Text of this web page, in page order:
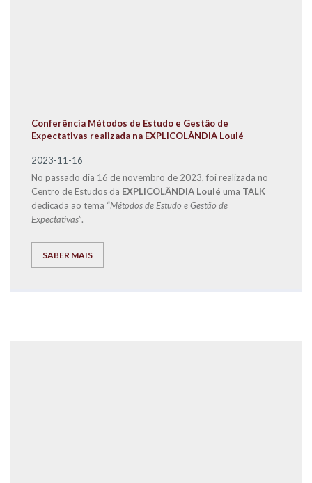
Conferência Métodos de Estudo e Gestão de
Expectativas realizada na EXPLICOLÂNDIA Loulé
2023-11-16
No passado dia 16 de novembro de 2023, foi realizada no
Centro de Estudos da EXPLICOLÂNDIA Loulé uma TALK
dedicada ao tema “Métodos de Estudo e Gestão de
Expectativas”.
SABER MAIS